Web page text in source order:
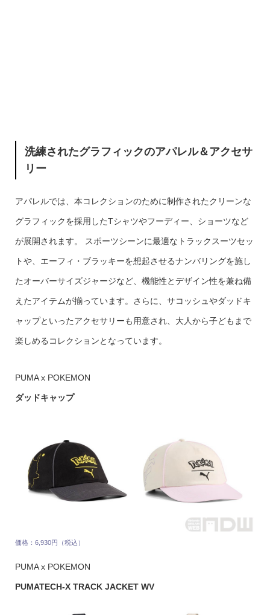
洗練されたグラフィックのアパレル＆アクセサ
リー
アパレルでは、本コレクションのために制作されたクリーンな
グラフィックを採用したTシャツやフーディー、ショーツなど
が展開されます。 スポーツシーンに最適なトラックスーツセッ
トや、エーフィ・ブラッキーを想起させるナンバリングを施し
たオーバーサイズジャージなど、機能性とデザイン性を兼ね備
えたアイテムが揃っています。さらに、サコッシュやダッドキ
ャップといったアクセサリーも用意され、大人から子どもまで
楽しめるコレクションとなっています。
PUMA x POKEMON
ダッドキャップ
価格：6,930円（税込）
PUMA x POKEMON
PUMATECH-X TRACK JACKET WV